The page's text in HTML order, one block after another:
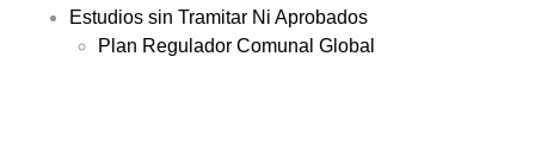
Estudios sin Tramitar Ni Aprobados
Plan Regulador Comunal Global